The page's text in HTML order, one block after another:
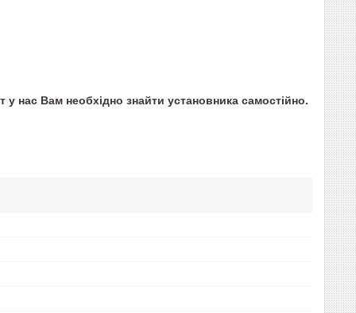
нас Вам необхідно знайти установника самостійно.